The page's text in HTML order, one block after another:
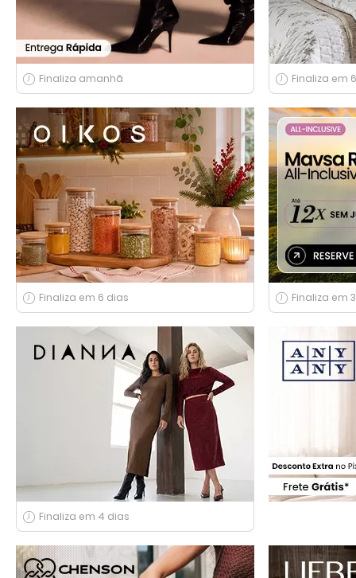
Finaliza amanhã Finaliza em
Finaliza em 6 dias Finaliza em
Finaliza em 4 dias